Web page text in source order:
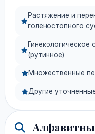
Растяжение и
голеностопного
(рутинное)
Множественные
Другие